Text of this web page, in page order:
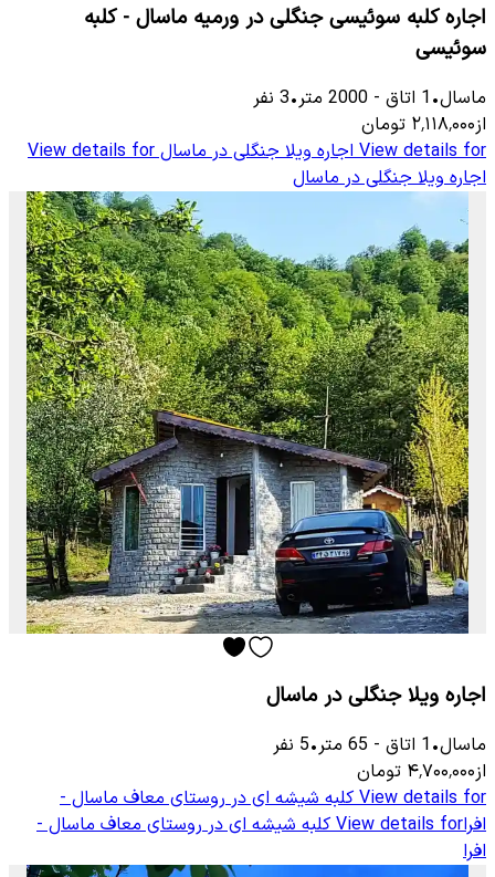
اجاره کلبه سوئیسی جنگلی در ورمیه ماسال - کلبه
سوئیسی
ماسال•
1 اتاق -
2000 متر•
3 نفر
از۲٬۱۱۸٬۰۰۰ تومان
View details for اجاره ویلا جنگلی در ماسالView details for
اجاره ویلا جنگلی در ماسال
اجاره ویلا جنگلی در ماسال
ماسال•
1 اتاق -
65 متر•
5 نفر
از۴٬۷۰۰٬۰۰۰ تومان
View details for کلبه شیشه ای در روستای معاف ماسال -
افراView details for کلبه شیشه ای در روستای معاف ماسال -
افرا